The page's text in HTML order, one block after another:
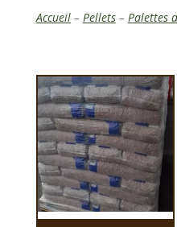
Accueil– Pellets– Palettes